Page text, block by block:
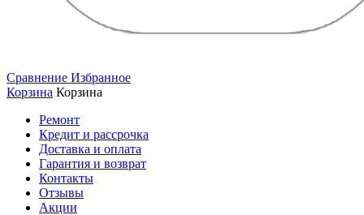
Сравнение Избранное
Корзина Корзина
Ремонт
Кредит и рассрочка
Доставка и оплата
Гарантия и возврат
Контакты
Отзывы
Акции